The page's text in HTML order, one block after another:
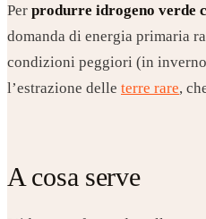
Per produrre idrogeno verde
domanda di energia primaria
condizioni peggiori (in
l’estrazione delle terre rare,
A cosa serve